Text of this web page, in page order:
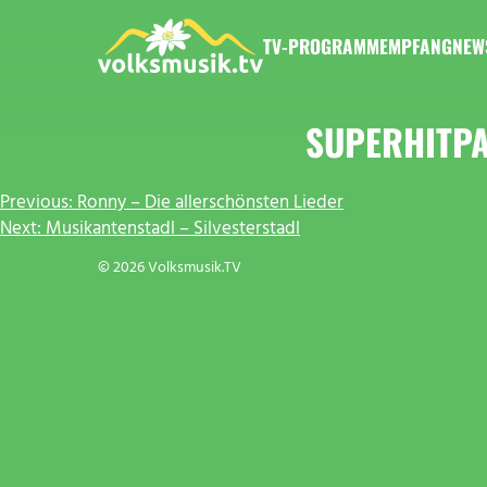
TV-PROGRAMMEMPFANG
BEITRAGSNAVIGATION
Previous:Ronny – Die allerschönsten Lieder
Next:Musikantenstadl – Silvesterstadl
© 2026 Volksmusik.TV